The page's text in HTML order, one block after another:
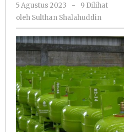
5 Agustus 2023
oleh
Sulthan
-
9 Dilihat
oleh Sulthan Shalahuddin